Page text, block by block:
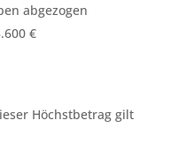
abgezogen
€
Höchstbetrag gilt